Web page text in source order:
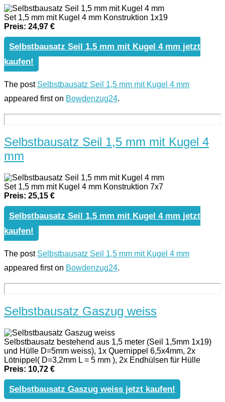
Set 1,5 mm mit Kugel 4 mm Konstruktion 1x19
Preis: 24,97 €
Selbstbausatz Seil 1,5 mm mit Kugel 4 mm jetzt
kaufen!
The post Selbstbausatz Seil 1,5 mm mit Kugel 4 mm
appeared first on Bowdenzug24.
Selbstbausatz Seil 1,5 mm mit Kugel 4
mm
Set 1,5 mm mit Kugel 4 mm Konstruktion 7x7
Preis: 25,15 €
Selbstbausatz Seil 1,5 mm mit Kugel 4 mm jetzt
kaufen!
The post Selbstbausatz Seil 1,5 mm mit Kugel 4 mm
appeared first on Bowdenzug24.
Selbstbausatz Gaszug weiss
Selbstbausatz bestehend aus 1,5 meter (Seil 1,5mm 1x19)
und Hülle D=5mm weiss), 1x Quernippel 6,5x4mm, 2x
Lötnippel( D=3,2mm L = 5 mm ), 2x Endhülsen für Hülle
Preis: 10,72 €
Selbstbausatz Gaszug weiss jetzt kaufen!